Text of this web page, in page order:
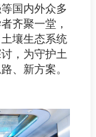
国内外众多
齐聚一堂，
壤生态系统
，为守护土
、新方案。